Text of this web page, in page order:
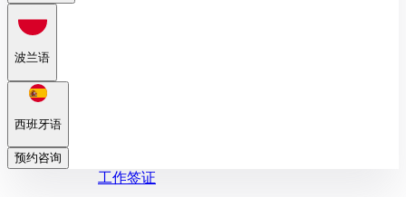
波兰语
西班牙语
预约咨询
工作签证